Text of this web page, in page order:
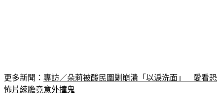
更多新聞： 專訪／朵莉被酸民圍剿崩潰「以淚洗面」　愛看恐
怖片練膽竟意外撞鬼